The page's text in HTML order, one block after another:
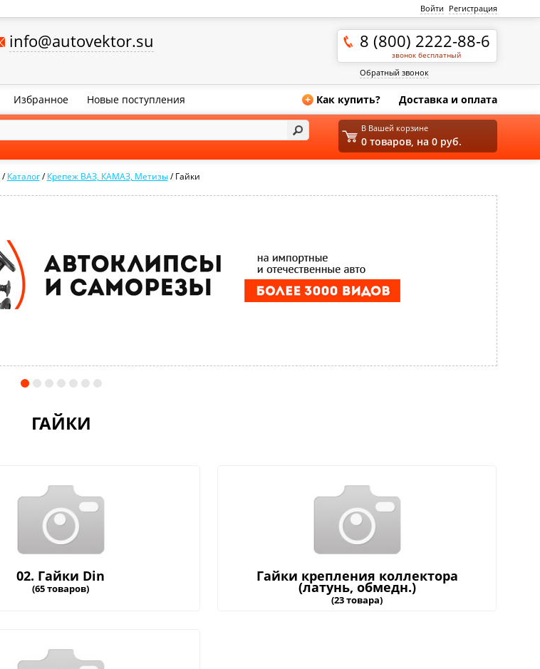
Войти Регистрация
info@autovektor.su 8 (800) 2222-88-6
звонок бесплатный
Обратный звонок
Избранное Новые поступления + Как купить? Доставка и оплата
/Каталог /Крепеж ВАЗ, КАМАЗ, Метизы /Гайки
ГАЙКИ
02. Гайки Din
(65 товаров)
Гайки крепления коллектора
(латунь, обмедн.)
(23 товара)
В Вашей корзине
0 товаров, на 0 руб.